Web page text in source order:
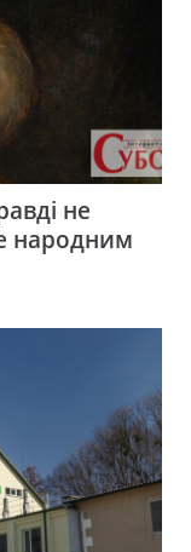
не
народним